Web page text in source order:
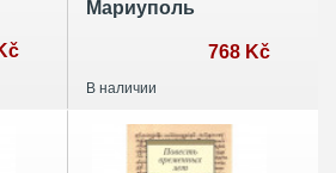
Мариуполь
768 Kč
В наличии